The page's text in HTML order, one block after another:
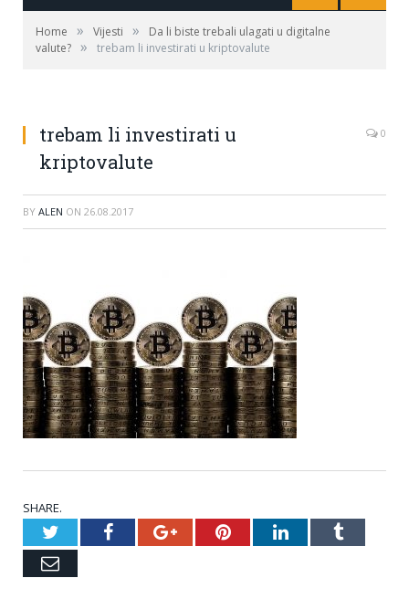
Home » Vijesti »
Da li biste trebali ulagati u digitalne
valute? » trebam li investirati u kriptovalute
trebam li investirati u
kriptovalute
0
BY ALEN ON 26.08.2017
SHARE.
TwitterFacebookGoogle+PinterestLinkedInTumblr
Email